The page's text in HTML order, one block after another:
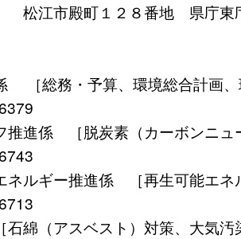
江市殿町１２８番地 県庁東
総務・予算、環境総合計画、
進係 ［脱炭素（カーボンニュー
ルギー推進係 ［再生可能エネ
（アスベスト）対策、大気汚染